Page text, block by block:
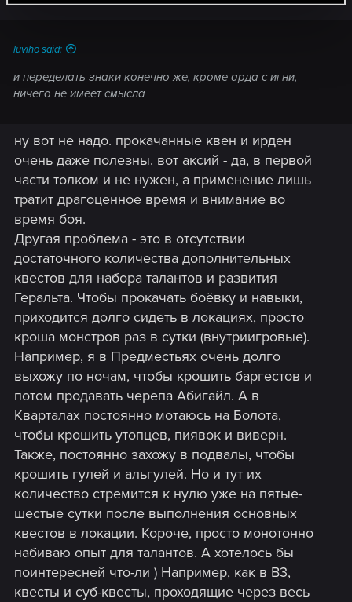
luviho said:
и переделать знаки конечно же, кроме арда с игни,
ничего не имеет смысла
ну вот не надо. прокачанные квен и ирден
очень даже полезны. вот аксий - да, в первой
части толком и не нужен, а применение лишь
тратит драгоценное время и внимание во
время боя.
Другая проблема - это в отсутствии
достаточного количества дополнительных
квестов для набора талантов и развития
Геральта. Чтобы прокачать боёвку и навыки,
приходится долго сидеть в локациях, просто
кроша монстров раз в сутки (внутриигровые).
Например, я в Предместьях очень долго
выхожу по ночам, чтобы крошить баргестов и
потом продавать черепа Абигайл. А в
Кварталах постоянно мотаюсь на Болота,
чтобы крошить утопцев, пиявок и виверн.
Также, постоянно захожу в подвалы, чтобы
крошить гулей и альгулей. Но и тут их
количество стремится к нулю уже на пятые-
шестые сутки после выполнения основных
квестов в локации. Короче, просто монотонно
набиваю опыт для талантов. А хотелось бы
поинтересней что-ли ) Например, как в В3,
квесты и суб-квесты, проходящие через весь